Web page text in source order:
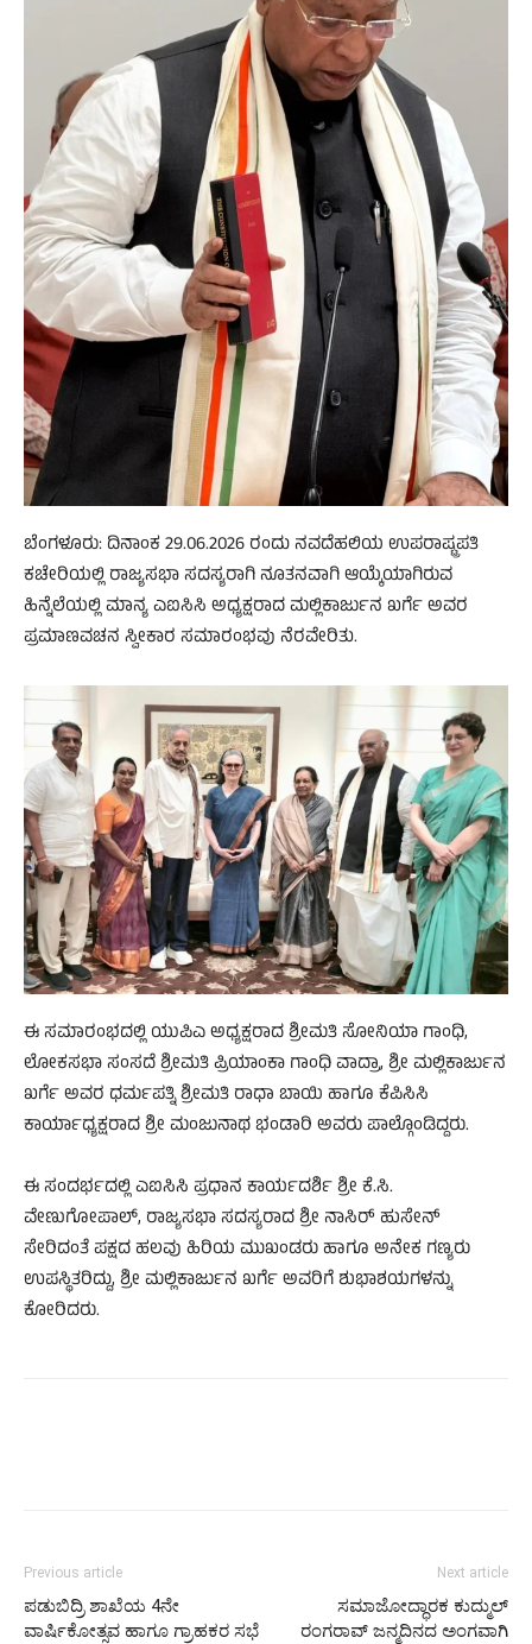
ಬೆಂಗಳೂರು: ದಿನಾಂಕ 29.06.2026 ರಂದು ನವದೆಹಲಿಯ ಉಪರಾಷ್ಟ್ರಪತಿ
ಕಚೇರಿಯಲ್ಲಿ ರಾಜ್ಯಸಭಾ ಸದಸ್ಯರಾಗಿ ನೂತನವಾಗಿ ಆಯ್ಕೆಯಾಗಿರುವ
ಹಿನ್ನೆಲೆಯಲ್ಲಿ ಮಾನ್ಯ ಎಐಸಿಸಿ ಅಧ್ಯಕ್ಷರಾದ ಮಲ್ಲಿಕಾರ್ಜುನ ಖರ್ಗೆ ಅವರ
ಪ್ರಮಾಣವಚನ ಸ್ವೀಕಾರ ಸಮಾರಂಭವು ನೆರವೇರಿತು.
ಈ ಸಮಾರಂಭದಲ್ಲಿ ಯುಪಿಎ ಅಧ್ಯಕ್ಷರಾದ ಶ್ರೀಮತಿ ಸೋನಿಯಾ ಗಾಂಧಿ,
ಲೋಕಸಭಾ ಸಂಸದೆ ಶ್ರೀಮತಿ ಪ್ರಿಯಾಂಕಾ ಗಾಂಧಿ ವಾದ್ರಾ, ಶ್ರೀ ಮಲ್ಲಿಕಾರ್ಜುನ
ಖರ್ಗೆ ಅವರ ಧರ್ಮಪತ್ನಿ ಶ್ರೀಮತಿ ರಾಧಾ ಬಾಯಿ ಹಾಗೂ ಕೆಪಿಸಿಸಿ
ಕಾರ್ಯಾಧ್ಯಕ್ಷರಾದ ಶ್ರೀ ಮಂಜುನಾಥ ಭಂಡಾರಿ ಅವರು ಪಾಲ್ಗೊಂಡಿದ್ದರು.
ಈ ಸಂದರ್ಭದಲ್ಲಿ ಎಐಸಿಸಿ ಪ್ರಧಾನ ಕಾರ್ಯದರ್ಶಿ ಶ್ರೀ ಕೆ.ಸಿ.
ವೇಣುಗೋಪಾಲ್, ರಾಜ್ಯಸಭಾ ಸದಸ್ಯರಾದ ಶ್ರೀ ನಾಸಿರ್ ಹುಸೇನ್
ಸೇರಿದಂತೆ ಪಕ್ಷದ ಹಲವು ಹಿರಿಯ ಮುಖಂಡರು ಹಾಗೂ ಅನೇಕ ಗಣ್ಯರು
ಉಪಸ್ಥಿತರಿದ್ದು, ಶ್ರೀ ಮಲ್ಲಿಕಾರ್ಜುನ ಖರ್ಗೆ ಅವರಿಗೆ ಶುಭಾಶಯಗಳನ್ನು
ಕೋರಿದರು.
Previous article
ಪಡುಬಿದ್ರಿ ಶಾಖೆಯ 4ನೇ
ವಾರ್ಷಿಕೋತ್ಸವ ಹಾಗೂ ಗ್ರಾಹಕರ ಸಭೆ
Next article
ಸಮಾಜೋದ್ಧಾರಕ ಕುದ್ಮುಲ್
ರಂಗರಾವ್ ಜನ್ಮದಿನದ ಅಂಗವಾಗಿ